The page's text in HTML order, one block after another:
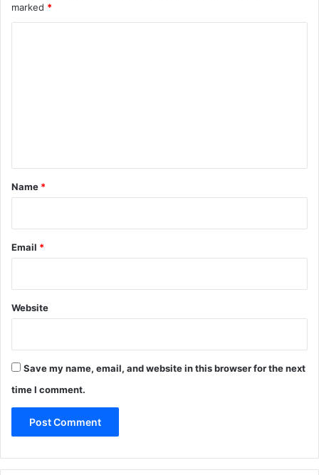
marked *
*
Name *
Email *
Website
Save my name, email, and website in this browser for the next
time I comment.